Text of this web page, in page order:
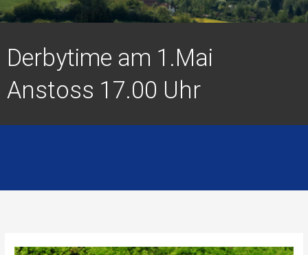
Derbytime am 1.Mai
Anstoss 17.00 Uhr